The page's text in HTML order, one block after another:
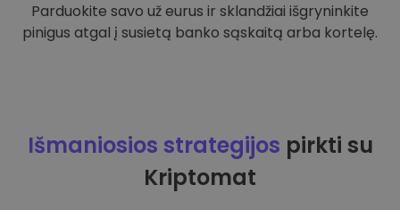
Parduokite savo už eurus ir sklandžiai išgryninkite
pinigus atgal į susietą banko sąskaitą arba kortelę.
Išmaniosios strategijos pirkti su
Kriptomat